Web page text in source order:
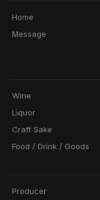
Home
Message
Wine
Liquor
Craft Sake
Food / Drink / Goods
Producer